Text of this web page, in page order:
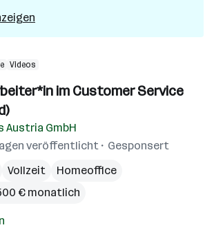
Videos
im Customer Service
Austria GmbH
veröffentlicht
Gesponsert
Vollzeit
Homeoffice
€ monatlich